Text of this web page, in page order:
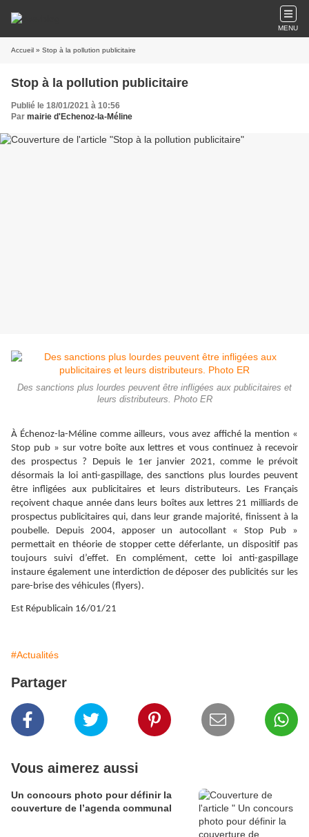
MENU
Accueil » Stop à la pollution publicitaire
Stop à la pollution publicitaire
Publié le 18/01/2021 à 10:56
Par mairie d'Echenoz-la-Méline
Des sanctions plus lourdes peuvent être infligées aux publicitaires et
leurs distributeurs. Photo ER
À Échenoz-la-Méline comme ailleurs, vous avez affiché la mention «
Stop pub » sur votre boîte aux lettres et vous continuez à recevoir
des prospectus ? Depuis le 1er janvier 2021, comme le prévoit
désormais la loi anti-gaspillage, des sanctions plus lourdes peuvent
être infligées aux publicitaires et leurs distributeurs. Les Français
reçoivent chaque année dans leurs boîtes aux lettres 21 milliards de
prospectus publicitaires qui, dans leur grande majorité, finissent à la
poubelle. Depuis 2004, apposer un autocollant « Stop Pub »
permettait en théorie de stopper cette déferlante, un dispositif pas
toujours suivi d’effet. En complément, cette loi anti-gaspillage
instaure également une interdiction de déposer des publicités sur les
pare-brise des véhicules (flyers).
Est Républicain 16/01/21
#Actualités
Partager
Vous aimerez aussi
Un concours photo pour définir la
couverture de l’agenda communal